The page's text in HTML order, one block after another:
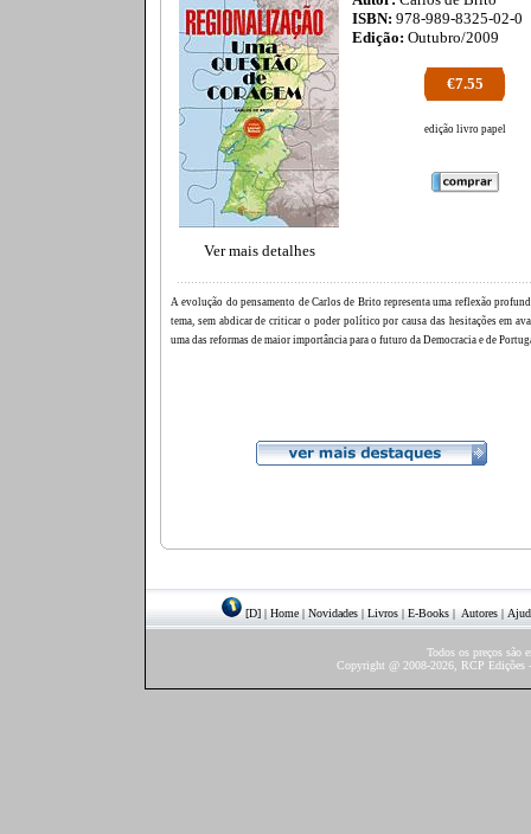
Ver mais detalhes
ISBN: 978-989-8325-02-0
Edição: Outubro/2009
€7.55
edição livro papel
A evolução do pensamento de Carlos de Brito representa uma reflexão
tema, sem abdicar de criticar o poder político por causa das hesitações em
uma das reformas de maior importância para o futuro da Democracia e de
[D] | Home | Novidades | Livros | E-Books | Autores |
Todos os preços são
Copyright @ 2008-2026, RCP Edições